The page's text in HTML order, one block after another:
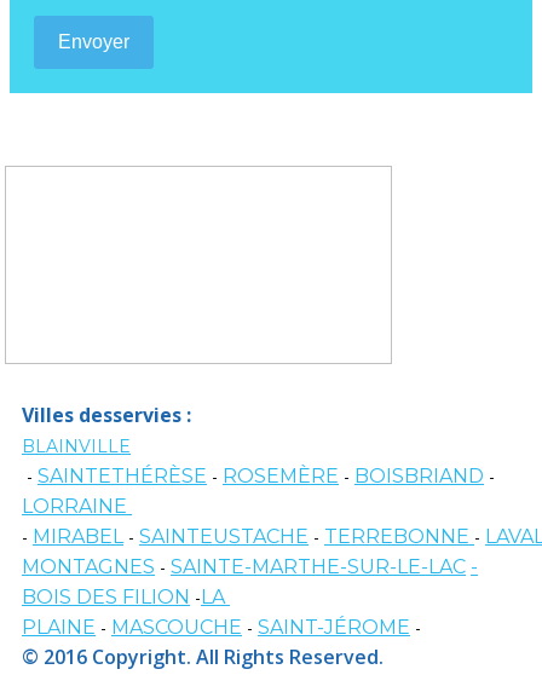
Envoyer
Villes desservies :
BLAINVILLE
- SAINTETHÉRÈSE - ROSEMÈRE - BOISBRIAND -
LORRAINE
- MIRABEL - SAINTEUSTACHE - TERREBONNE -
MONTAGNES - SAINTE-MARTHE-SUR-LE-LAC -
BOIS DES FILION -LA
PLAINE - MASCOUCHE - SAINT-JÉROME -
© 2016 Copyright. All Rights Reserved.